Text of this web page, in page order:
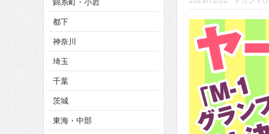
CINEMA×STYLE 293号
CINEMA×STYLE 292号
CINEMA×STYLE 291号
都下
神奈川
埼玉
千葉
茨城
東海・中部